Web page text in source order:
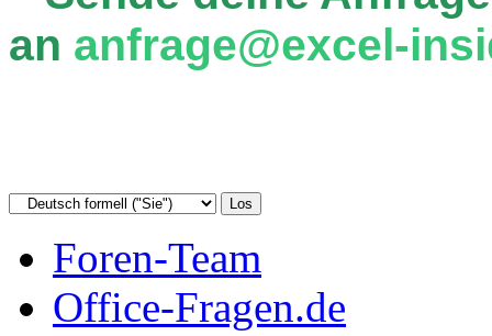
an anfrage@excel-
Foren-Team
Office-Fragen.de